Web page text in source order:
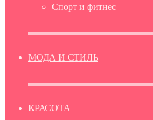
Спорт и фитнес
МОДА И СТИЛЬ
КРАСОТА